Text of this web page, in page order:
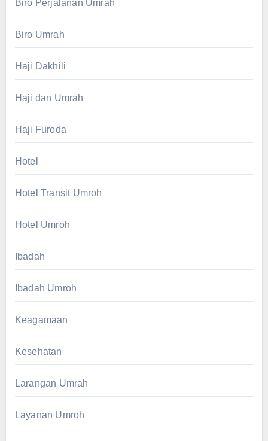
Biro Perjalanan Umrah
Biro Umrah
Haji Dakhili
Haji dan Umrah
Haji Furoda
Hotel
Hotel Transit Umroh
Hotel Umroh
Ibadah
Ibadah Umroh
Keagamaan
Kesehatan
Larangan Umrah
Layanan Umroh